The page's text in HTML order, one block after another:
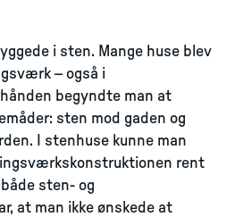
i sten. Mange huse blev
– også i
begyndte man at
sten mod gaden og
I stenhuse kunne man
rent
sten- og
at man ikke ønskede at